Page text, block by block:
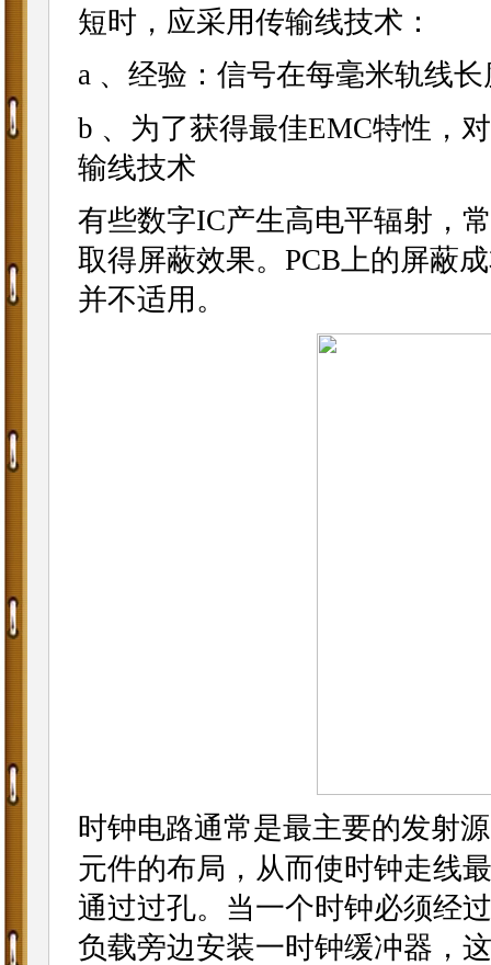
短时，应采用传输线技术：
a 、经验：信号在每毫米轨线
b 、为了获得最佳EMC特性，
输线技术
有些数字IC产生高电平辐射，
取得屏蔽效果。PCB上的屏蔽
并不适用。
时钟电路通常是最主要的发射
元件的布局，从而使时钟走线
通过过孔。当一个时钟必须经
负载旁边安装一时钟缓冲器，